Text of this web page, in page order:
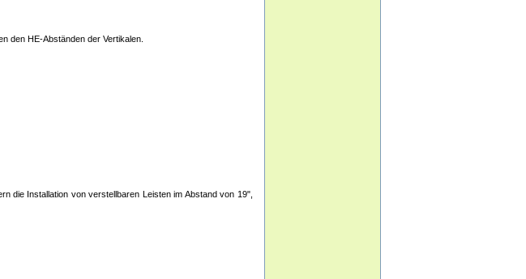
den HE-Abständen der Vertikalen.
die Installation von verstellbaren Leisten im Abstand von 19",